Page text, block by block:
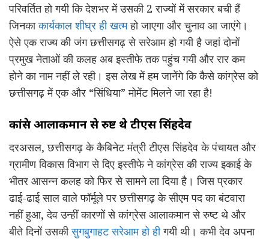
परिवर्तित हो गयी कि देशभर में उसकी 2 राज्यों में सरकार बची हैं
जिनकाकार्यकाल शीघ्र ही खत्महो जाएगा और चुनाव आ जाएंगे।
ऐसे एक राज्य की जंग छत्तीसगढ़ से सरेआम हो गयी है जहां दोनों
प्रमुख नेताओं की कलह अब इस्तीफे तक पहुंच गयी और रार कम
होने का नाम नहीं ले रही। इस लेख में हम जानेंगे कि कैसे कांग्रेस को
छत्तीसगढ़ में एक और “सिंधिया” मोमेंट मिलने जा रहा है!
कांग्रेस आलाकमान से रुष्ट थे टीएस सिंहदेव
दरअसल, छत्तीसगढ़ के कैबिनेट मंत्री टीएस सिंहदेव के पंचायत और
ग्रामीण विकास विभाग से दिए इस्तीफे ने कांग्रेस की राज्य इकाई के
भीतर आसन्न कलह को फिर से सामने ला दिया है। जिस प्रकार
ढाई-ढाई साल वाले फॉर्मूले पर छत्तीसगढ़ के सीएम पद का बंटवारा
नहीं हुआ, देव उन्हीं कारणों से कांग्रेस आलाकमान से रुष्ट थे और
बीते दिनों उसकीसुगबुगाहट सरेआम हो हीगयी थी। कभी देव अपना